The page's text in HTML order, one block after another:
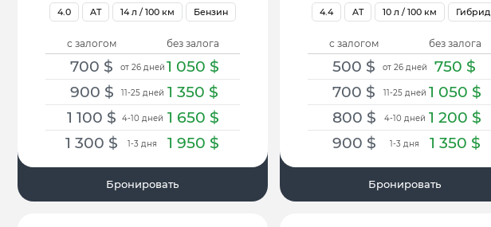
с залогом
от 26 дней
700 $
11-25 дней
900 $
4-10 дней
1 100 $
1-3 дня
1 300 $
без залога
1 050 $
1 350 $
1 650 $
1 950 $
4.0 AT 14л / 100 км Бензин
Бронировать
с залогом
от 26 дней
500 $
11-25 дней
700 $
4-10 дней
800 $
1-3 дня
900 $
без залога
750 $
1 050 $
1 200 $
1 350 $
4.4 AT 10 л / 100 км Гибрид
Бронировать